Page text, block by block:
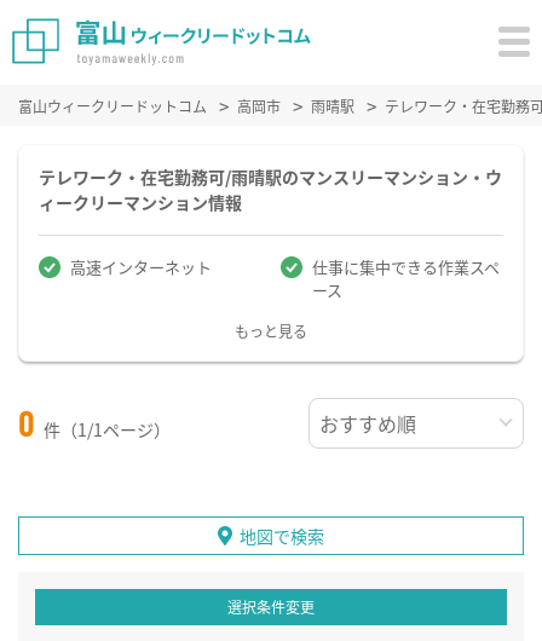
富山ウィークリードットコム 高岡市 雨晴駅 テレワーク・在宅勤務
テレワーク・在宅勤務可/雨晴駅のマンスリーマンション・ウ
ィークリーマンション情報
高速インターネット
仕事に集中できる作業スペ
ース
もっと見る
0 件（1/1ページ）
地図で検索
選択条件変更